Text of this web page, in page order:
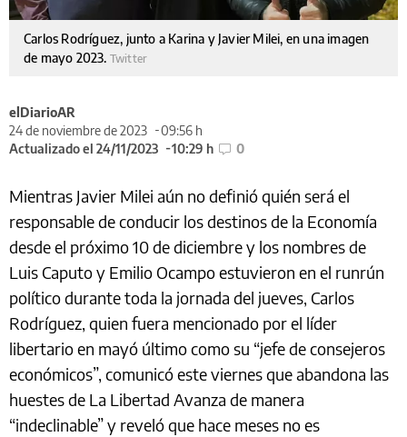
Carlos Rodríguez, junto a Karina y Javier Milei, en una imagen
de mayo 2023. Twitter
elDiarioAR
24 de noviembre de 2023
09:56 h
Actualizado el 24/11/2023
10:29 h 0
Mientras Javier Milei aún no definió quién será el
responsable de conducir los destinos de la Economía
desde el próximo 10 de diciembre y los nombres de
Luis Caputo y Emilio Ocampo estuvieron en el runrún
político durante toda la jornada del jueves, Carlos
Rodríguez, quien fuera mencionado por el líder
libertario en mayó último como su “jefe de consejeros
económicos”, comunicó este viernes que abandona las
huestes de La Libertad Avanza de manera
“indeclinable” y reveló que hace meses no es